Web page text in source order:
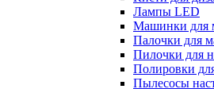
Лампы LED
Машинки для
Палочки для
Пилочки для
Полировки
Пылесосы